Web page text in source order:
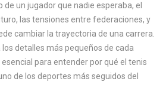
un jugador que nadie esperaba, el
las tensiones entre federaciones, y
cambiar la trayectoria de una carrera.
los detalles más pequeños de cada
para entender por qué el tenis
de los deportes más seguidos del